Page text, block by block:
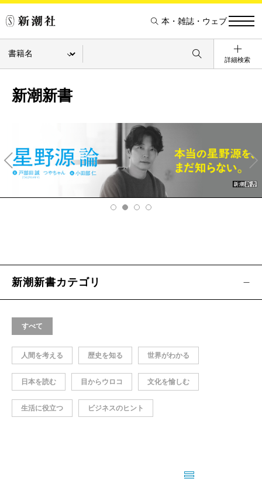
本・雑誌・ウェブ
詳細検索
新潮新書
v
Ne
xt
新潮新書カテゴリ
すべて
人間を考える 歴史を知る 世界がわかる
日本を読む 目からウロコ 文化を愉しむ
生活に役立つ ビジネスのヒント